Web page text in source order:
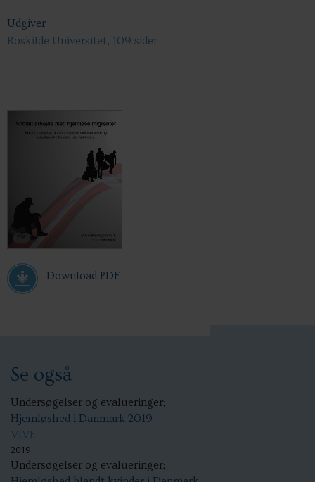
Udgiver
Roskilde Universitet, 109 sider
Download PDF
Se også
Undersøgelser og evalueringer;
Hjemløshed i Danmark 2019
VIVE
2019
Undersøgelser og evalueringer;